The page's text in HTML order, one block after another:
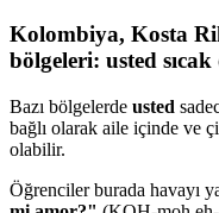
Kolombiya, Kosta
bölgeleri: usted
Bazı bölgelerde usted
bağlı olarak aile içinde ve
olabilir.
Öğrenciler burada havayı